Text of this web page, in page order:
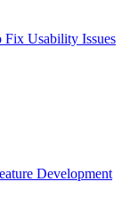
Fix Usability Issues
Development